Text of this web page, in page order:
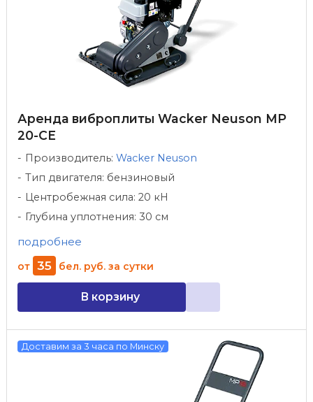
Аренда виброплиты Wacker Neuson MP
20-CE
Производитель: Wacker Neuson
Тип двигателя: бензиновый
Центробежная сила: 20 кН
Глубина уплотнения: 30 см
подробнее
от 35 бел. руб. за сутки
В корзину
Доставим за 3 часа по Минску